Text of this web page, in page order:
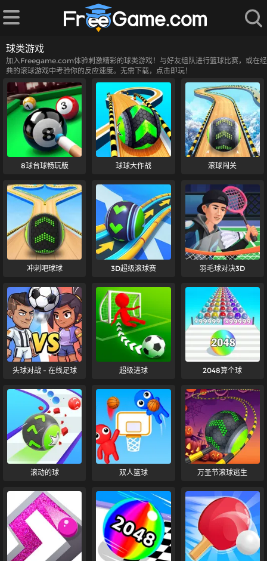
球类游戏
加入Freegame.com体验刺激精彩的球类游戏！与好友组队进行篮球比赛，或在经
典的滚球游戏中考验你的反应速度。无需下载，点击即玩！
8球台球畅玩版 球球大作战 滚球闯关
冲刺吧球球 3D超级滚球赛 羽毛球对决3D
头球对战 - 在线足球 超级进球 2048算个球
滚动的球 双人篮球 万圣节滚球逃生